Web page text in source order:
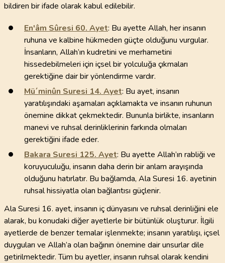
bildiren bir ifade olarak kabul edilebilir.
En'âm Sûresi 60. Ayet: Bu ayette Allah, her insanın
ruhuna ve kalbine hükmeden güçte olduğunu vurgular.
İnsanların, Allah’ın kudretini ve merhametini
hissedebilmeleri için içsel bir yolculuğa çıkmaları
gerektiğine dair bir yönlendirme vardır.
Mü´minûn Suresi 14. Ayet: Bu ayet, insanın
yaratılışındaki aşamaları açıklamakta ve insanın ruhunun
önemine dikkat çekmektedir. Bununla birlikte, insanların
manevi ve ruhsal derinliklerinin farkında olmaları
gerektiğini ifade eder.
Bakara Suresi 125. Ayet: Bu ayette Allah’ın rabliği ve
koruyuculuğu, insanın daha derin bir anlam arayışında
olduğunu hatırlatır. Bu bağlamda, Ala Suresi 16. ayetinin
ruhsal hissiyatla olan bağlantısı güçlenir.
Ala Suresi 16. ayet, insanın iç dünyasını ve ruhsal derinliğini ele
alarak, bu konudaki diğer ayetlerle bir bütünlük oluşturur. İlgili
ayetlerde de benzer temalar işlenmekte; insanın yaratılışı, içsel
duyguları ve Allah’a olan bağının önemine dair unsurlar dile
getirilmektedir. Tüm bu ayetler, insanın ruhsal olarak kendini